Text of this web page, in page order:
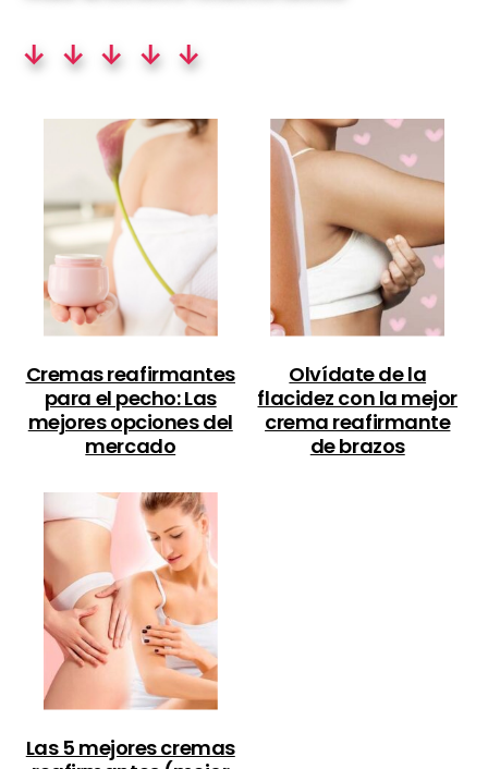
↓ ↓ ↓ ↓ ↓
Cremas reafirmantes
para el pecho: Las
mejores opciones del
mercado
Olvídate de la
flacidez con la mejor
crema reafirmante
de brazos
Las 5 mejores cremas